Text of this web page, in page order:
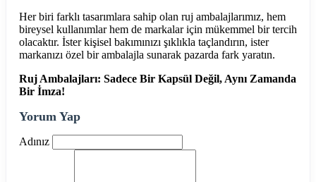
Her biri farklı tasarımlara sahip olan ruj ambalajlarımız, hem
bireysel kullanımlar hem de markalar için mükemmel bir tercih
olacaktır. İster kişisel bakımınızı şıklıkla taçlandırın, ister
markanızı özel bir ambalajla sunarak pazarda fark yaratın.
Ruj Ambalajları: Sadece Bir Kapsül Değil, Aynı Zamanda
Bir İmza!
Yorum Yap
Adınız